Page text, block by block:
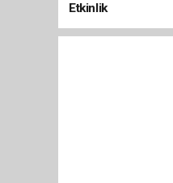
Etkinlik